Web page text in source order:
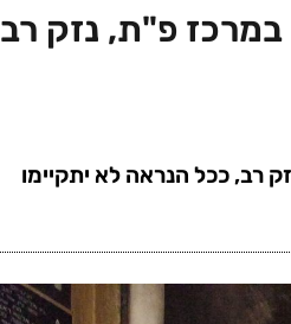
פ"ת, נזק רב
רב, ככל הנראה לא יתקיימו